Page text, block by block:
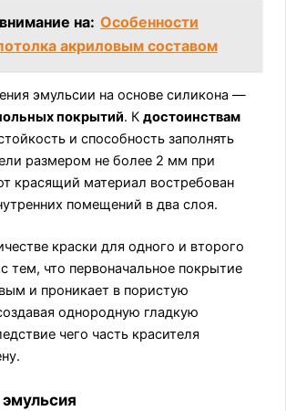
на: Особенности
акриловым составом
эмульсии на основе силикона —
покрытий. Кдостоинствам
и способность заполнять
размером не более 2 мм при
красящий материал востребован
помещений в два слоя.
краски для одного и второго
тем, что первоначальное покрытие
и проникает в пористую
однородную гладкую
чего часть красителя